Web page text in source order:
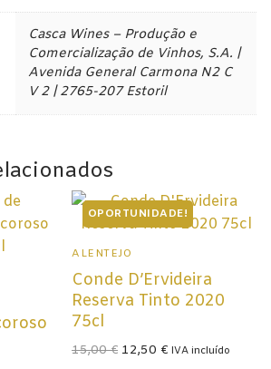
Casca Wines – Produção e
Comercialização de Vinhos, S.A. |
Avenida General Carmona N2 C
V 2 | 2765-207 Estoril
OPORTUNIDADE!
ALENTEJO
Conde D’Ervideira
Reserva Tinto 2020
75cl
15,00€ O
preço
12,50 €OIVA incluído